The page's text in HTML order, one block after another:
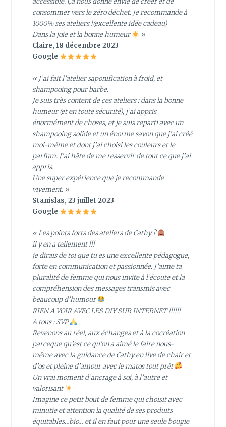
consommer vers le zéro déchet. Je recommande à
1000% ses ateliers !(excellente idée cadeau)
Dans la joie et la bonne humeur
»
Claire, 18 décembre 2023
Google
« J’ai fait l’atelier saponification à froid, et
shampooing pour barbe.
Je suis très content de ces ateliers : dans la bonne
humeur (et en toute sécurité), j’ai appris
énormément de choses, et je suis reparti avec un
shampooing solide et un énorme savon que j’ai créé
moi-même et dont j’ai choisi les couleurs et le
parfum. J’ai hâte de me resservir de tout ce que j’ai
appris.
Une super expérience que je recommande
vivement. »
Stanislas, 23 juillet 2023
Google
« Les points forts des ateliers de Cathy ?
il y en a tellement !!!
je dirais de toi que tu es une excellente pédagogue,
forte en communication et passionnée. J’aime ta
pluralité de femme qui nous invite à l’écoute et la
compréhension des messages transmis avec
beaucoup d’humour
RIEN A VOIR AVEC LES DIY SUR INTERNET !!!!!!
A tous : SVP
Revenons au réel, aux échanges et à la cocréation
parceque qu’est ce qu’on a aimé le faire nous-
même avec la guidance de Cathy en live de chair et
d’os et pleine d’amour avec le matos tout prêt
Un vrai moment d’ancrage à soi, à l’autre et
valorisant
Imagine ce petit bout de femme qui choisit avec
minutie et attention la qualité de ses produits
équitables…bio… et il en faut pour une seule bougie